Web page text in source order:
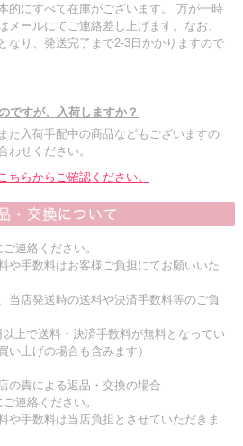
的にすべて在庫がございます。 万が一時
メールにてご連絡差し上げます。なお、
なり、発送完了まで2-3日かかりますので
ですが、入荷しますか？
た入荷手配中の商品などもございますの
わせください。
ちらからご確認ください。
連絡ください。
や手数料はお客様ご負担にてお願いいた
当店発送時の送料や決済手数料等のご負
以上で送料・決済手数料が無料となってい
い上げの場合も含みます）
の責による返品・交換の場合
連絡ください。
や手数料は当店負担とさせていただきま